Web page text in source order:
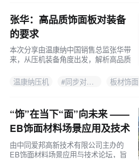
张华：高品质饰面板对装备
的要求
本次分享由温康纳中国销售总监张华带
来，从压机装备角度出发，解析高品质
温度控制、压力均匀、自动化及同步对
纹技术，助力行业迈向智能高效生产。
温康纳压机 #同步对纹压机 板材饰面
“饰”在当下“面”向未来 ——
EB饰面材料场景应用及技术
论坛圆满落幕
由中同爱邦高新技术有限公司主办的
EB饰面材料场景应用与技术论坛，旨